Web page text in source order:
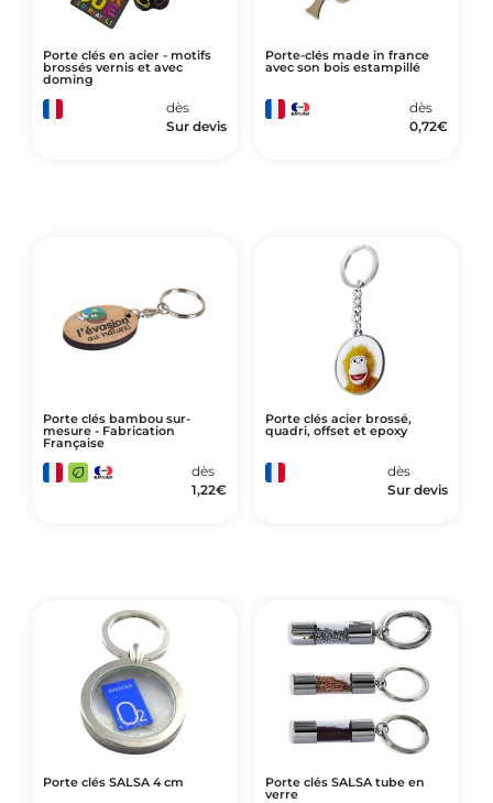
Porte clés en acier - motifs
brossés vernis et avec
doming
dès
Sur devis
Porte-clés made in france
avec son bois estampillé
dès
0,72€
Porte clés bambou sur-
mesure - Fabrication
Française
dès
1,22€
Porte clés acier brossé,
quadri, offset et epoxy
dès
Sur devis
Porte clés SALSA 4 cm Porte clés SALSA tube en
verre